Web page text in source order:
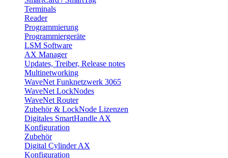
Terminals
Reader
Programmierung
Programmiergeräte
LSM Software
AX Manager
Updates, Treiber, Release notes
Multinetworking
WaveNet Funknetzwerk 3065
WaveNet LockNodes
WaveNet Router
Zubehör & LockNode Lizenzen
Digitales SmartHandle AX
Konfiguration
Zubehör
Digital Cylinder AX
Konfiguration